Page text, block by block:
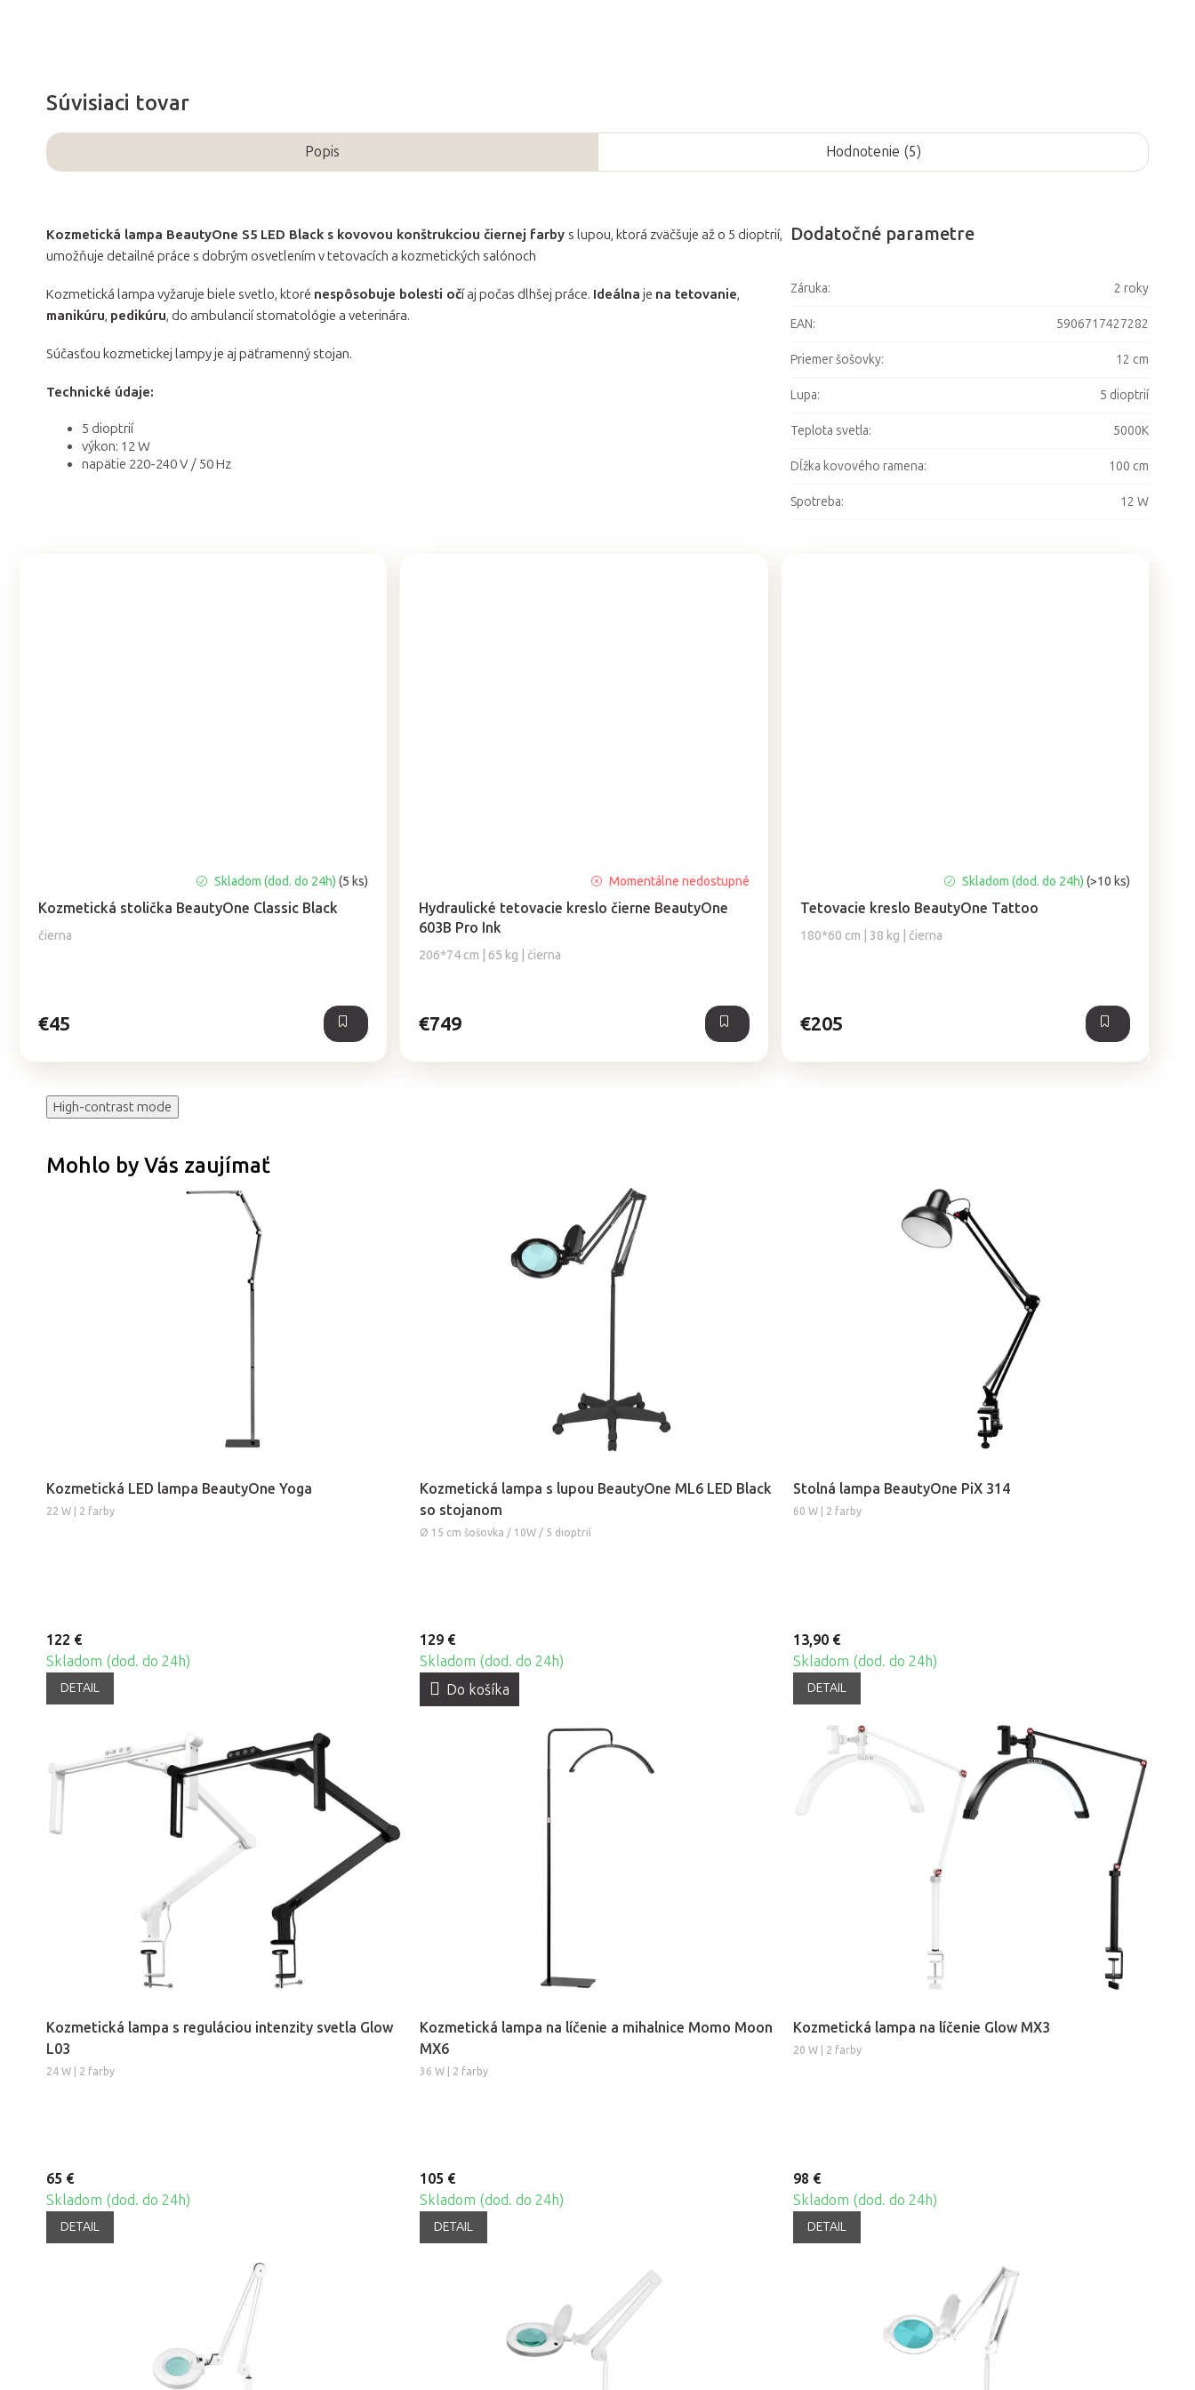
Súvisiaci tovar
Kozmetická stolička BeautyOne Classic Black
čierna
hodnotenie
produktu
je
Skladom (dod. do 24h)(5 ks)
€45
Hydraulické tetovacie kreslo čierne BeautyOne
603B Pro Ink
206*74 cm | 65 kg | čierna
Momentálne nedostupné
€749
Tetovacie kreslo BeautyOne Tattoo
180*60 cm | 38 kg | čierna
hodnotenie
produktu
je
Skladom (dod. do 24h) (>10 ks)
€205
Popis Hodnotenie (5)
Kozmetická lampa BeautyOne S5 LED Black s kovovou konštrukciou čiernej farby s lupou, ktorá zväčšuje až o 5 dioptrií,
umožňuje detailné práce s dobrým osvetlením v tetovacích a kozmetických salónoch
Kozmetická lampa vyžaruje biele svetlo, ktoré nespôsobuje bolesti očí aj počas dlhšej práce. Ideálna je na tetovanie,
manikúru, pedikúru, do ambulancií stomatológie a veterinára.
Súčasťou kozmetickej lampy je aj päťramenný stojan.
Technické údaje:
5 dioptrií
výkon: 12 W
napätie 220-240 V / 50 Hz
Dodatočné parametre
Záruka: 2 roky
EAN: 5906717427282
Priemer šošovky: 12 cm
Lupa: 5 dioptrií
Teplota svetla: 5000K
Dĺžka kovového ramena: 100 cm
Spotreba: 12 W
High-contrast mode
Mohlo by Vás zaujímať
Kozmetická LED lampa BeautyOne Yoga
22 W | 2 farby
122 €
Skladom (dod. do 24h)
DETAIL
Kozmetická lampa s lupou BeautyOne ML6 LED Black
so stojanom
Ø 15 cm šošovka / 10W / 5 dioptrií
129 €
Skladom (dod. do 24h)
Do košíka
Stolná lampa BeautyOne PiX 314
60 W | 2 farby
13,90 €
Skladom (dod. do 24h)
DETAIL
Kozmetická lampa s reguláciou intenzity svetla Glow
L03
24 W | 2 farby
65 €
Skladom (dod. do 24h)
DETAIL
Kozmetická lampa na líčenie a mihalnice Momo Moon
MX6
36 W | 2 farby
105 €
Skladom (dod. do 24h)
DETAIL
Kozmetická lampa na líčenie Glow MX3
20 W | 2 farby
98 €
Skladom (dod. do 24h)
DETAIL